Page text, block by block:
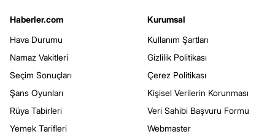
Haberler.com
Hava Durumu
Namaz Vakitleri
Seçim Sonuçları
Şans Oyunları
Rüya Tabirleri
Yemek Tarifleri
Kurumsal
Kullanım Şartları
Gizlilik Politikası
Çerez Politikası
Kişisel Verilerin Korunması
Veri Sahibi Başvuru Formu
Webmaster